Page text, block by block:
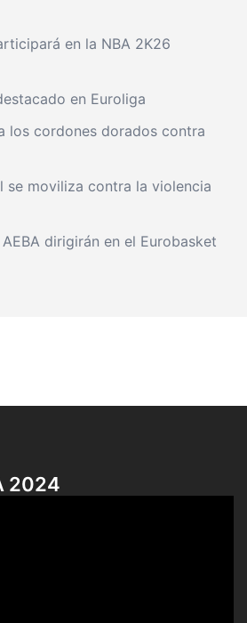
en la NBA 2K26
en Euroliga
los cordones dorados contra
se moviliza contra la violencia
dirigirán en el Eurobasket
2024